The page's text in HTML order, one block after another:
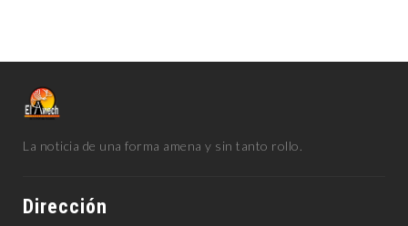
La noticia de una forma amena y sin tanto rollo.
Dirección